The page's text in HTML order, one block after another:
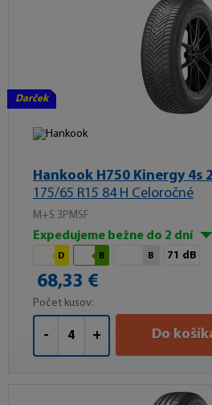
Darček
Hankook H750 Kinergy 4s 2
175/65 R15 84 H Celoročné
M+S 3PMSF
Expedujeme bežne do 2 dní
D B B 71 dB
68,33 €
Počet kusov:
- + Do